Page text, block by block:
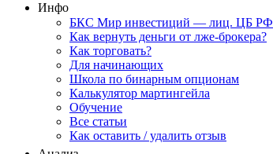
Инфо
БКС Мир инвестиций — лиц. ЦБ РФ
Как вернуть деньги от лже-брокера?
Как торговать?
Для начинающих
Школа по бинарным опционам
Калькулятор мартингейла
Обучение
Все статьи
Как оставить / удалить отзыв